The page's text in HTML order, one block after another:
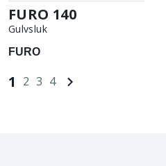
FURO 140
Gulvsluk
FURO
1 2 3 4